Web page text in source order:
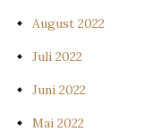
August 2022
Juli 2022
Juni 2022
Mai 2022